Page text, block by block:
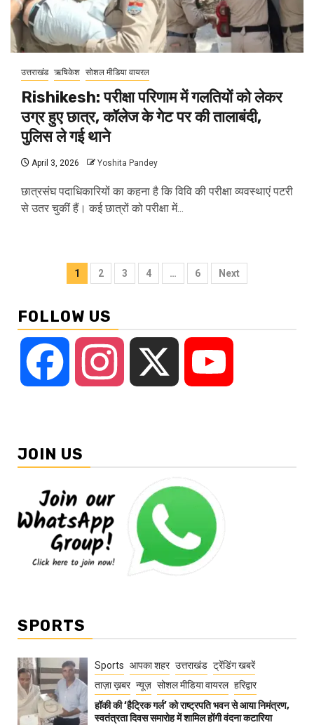
उत्तराखंड ऋषिकेश सोशल मीडिया वायरल
Rishikesh: परीक्षा परिणाम में गलतियों को लेकर
उग्र हुए छात्र, कॉलेज के गेट पर की तालाबंदी,
पुलिस ले गई थाने
April 3, 2026 Yoshita Pandey
छात्रसंघ पदाधिकारियों का कहना है कि विवि की परीक्षा व्यवस्थाएं पटरी
से उतर चुकीं हैं। कई छात्रों को परीक्षा में...
Posts
1 2 3 4 … 6 Next
FOLLOW US
Facebook Instagram
JOIN US
SPORTS
Sports आपका शहर उत्तराखंड ट्रेंडिंग खबरें
ताज़ा ख़बर न्यूज़ सोशल मीडिया वायरल हरिद्वार
हॉकी की ‘हैट्रिक गर्ल’ को राष्ट्रपति भवन से आया निमंत्रण,
स्वतंत्रता दिवस समारोह में शामिल होंगी वंदना कटारिया